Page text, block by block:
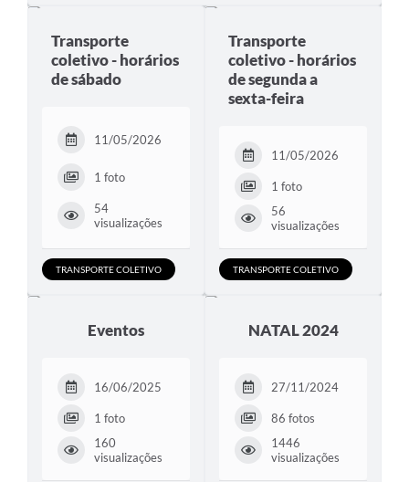
Transporte
coletivo - horários
de sábado
11/05/2026
1 foto
54
visualizações
TRANSPORTE COLETIVO
Transporte
coletivo - horários
de segunda a
sexta-feira
11/05/2026
1 foto
56
visualizações
TRANSPORTE COLETIVO
Eventos
16/06/2025
1 foto
160
visualizações
NATAL 2024
27/11/2024
86 fotos
1446
visualizações